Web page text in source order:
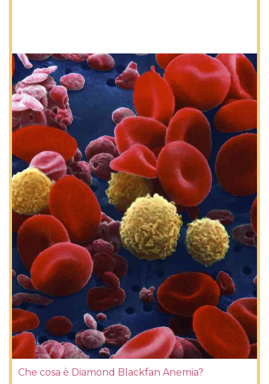
Che cosa è Diamond Blackfan Anemia?